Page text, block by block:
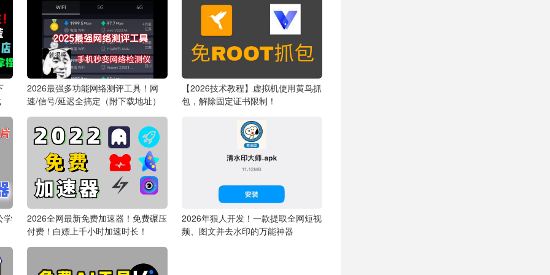
2026最强多功能网络测评工具！网
速/信号/延迟全搞定（附下载地址）
【2026技术教程】虚拟机使用黄鸟抓
包，解除固定证书限制！
学
2026全网最新免费加速器！免费碾压
付费！白嫖上千小时加速时长！
2026年狠人开发！一款提取全网短视
频、图文并去水印的万能神器